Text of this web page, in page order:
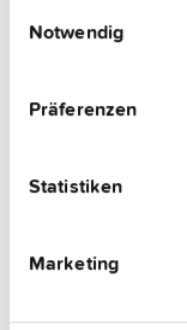
gesammelt haben.
Notwendig
Präferenzen
Statistiken
Marketing